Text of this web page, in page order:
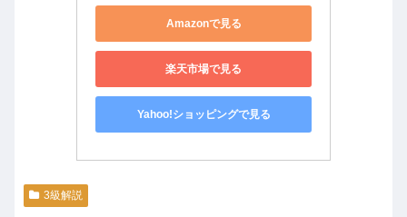
Amazonで見る
楽天市場で見る
Yahoo!ショッピングで見る
3級解説